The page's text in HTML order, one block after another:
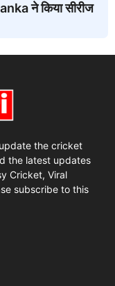
ने किया सीरीज
the cricket
the latest updates
Cricket, Viral
subscribe to this